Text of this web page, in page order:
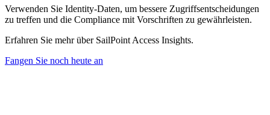
Verwenden Sie Identity-Daten, um bessere Zugriffsentscheidungen
zu treffen und die Compliance mit Vorschriften zu gewährleisten.
Erfahren Sie mehr über SailPoint Access Insights.
Fangen Sie noch heute an